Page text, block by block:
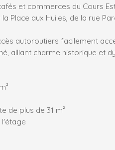
et commerces du Cours
Place aux Huiles, de la rue
autoroutiers facilement
alliant charme historique et
de plus de 31 m²
l'étage